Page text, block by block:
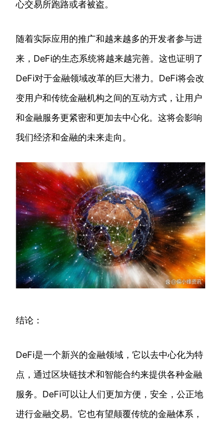
心交易所跑路或者被盗。
随着实际应用的推广和越来越多的开发者参与进
来，DeFi的生态系统将越来越完善。这也证明了
DeFi对于金融领域改革的巨大潜力。DeFi将会改
变用户和传统金融机构之间的互动方式，让用户
和金融服务更紧密和更加去中心化。这将会影响
我们经济和金融的未来走向。
结论：
DeFi是一个新兴的金融领域，它以去中心化为特
点，通过区块链技术和智能合约来提供各种金融
服务。DeFi可以让人们更加方便，安全，公正地
进行金融交易。它也有望颠覆传统的金融体系，